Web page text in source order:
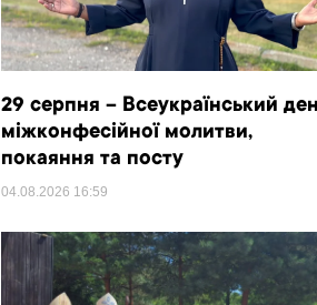
29 серпня – Всеукраїнський
міжконфесійної молитви,
покаяння та посту
04.08.2026 16:59